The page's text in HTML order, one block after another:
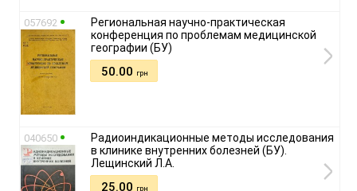
057692
Региональная научно-практическая
конференция по проблемам медицинской
географии (БУ)
50.00 грн
040650
Радиоиндикационные методы исследования
в клинике внутренних болезней (БУ).
Лещинский Л.А.
25.00 грн